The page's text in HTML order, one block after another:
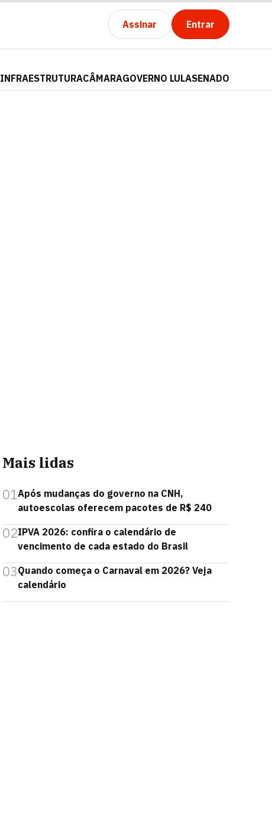
Assinar Entrar
INFRAESTRUTURACÂMARAGOVERNO LULASENADO
Mais lidas
01Após mudanças do governo na CNH,
autoescolas oferecem pacotes de R$ 240
02IPVA 2026: confira o calendário de
vencimento de cada estado do Brasil
03Quando começa o Carnaval em 2026? Veja
calendário